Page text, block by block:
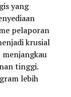
yang
pelaporan
krusial
menjangkau
tinggi.
lebih